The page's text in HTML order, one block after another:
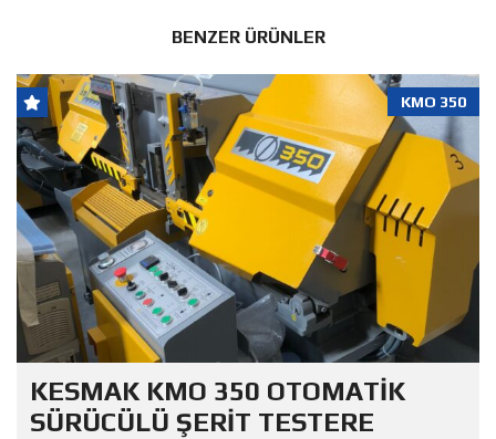
BENZER ÜRÜNLER
KMO 350
KESMAK KMO 350 OTOMATİK
SÜRÜCÜLÜ ŞERİT TESTERE